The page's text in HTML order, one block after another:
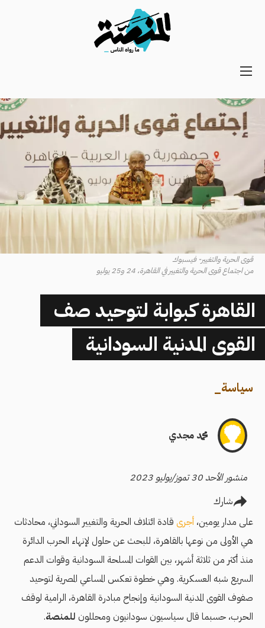
Main
Secondary
Navigation
قوى الحرية والتغيير- فيسبوك
من اجتماع قوى الحرية والتغيير في القاهرة، 24 و25 يوليو
القاهرة كبوابة لتوحيد صف
القوى المدنية السودانية
سياسة_
محمد مجدي
منشور الأحد 30 تموز/يوليو 2023
شارك
على مدار يومين، أجرى قادة ائتلاف الحرية والتغيير السوداني، محادثات
هي الأولى من نوعها بالقاهرة، للبحث عن حلول لإنهاء الحرب الدائرة
منذ أكثر من ثلاثة أشهر، بين القوات المسلحة السودانية وقوات الدعم
السريع شبه العسكرية. وهي خطوة تعكس المساعي المصرية لتوحيد
صفوف القوى المدنية السودانية وإنجاح مبادرة القاهرة، الرامية لوقف
الحرب، حسبما قال سياسيون سودانيون ومحللون للمنصة.